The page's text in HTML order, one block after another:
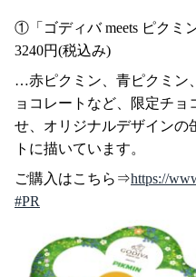
①「ゴディバ meets ピクミ
3240円(税込み)
…赤ピクミン、青ピクミン
ョコレートなど、限定チ
せ、オリジナルデザインの
トに描いています。
ご購入はこちら⇒https://
#PR